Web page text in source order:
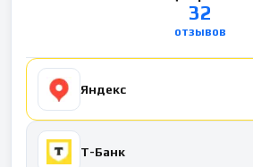
32
отзывов
Яндекс
Т-Банк